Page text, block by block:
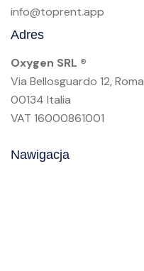
info@toprent.app
Adres
Oxygen SRL ®
Via Bellosguardo 12, Roma
00134 Italia
VAT 16000861001
Nawigacja